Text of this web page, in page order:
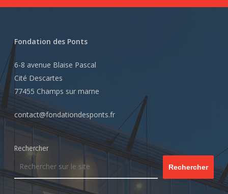
Fondation des Ponts
6-8 avenue Blaise Pascal
Cité Descartes
77455 Champs sur marne
contact@fondationdesponts.fr
Rechercher
Rechercher